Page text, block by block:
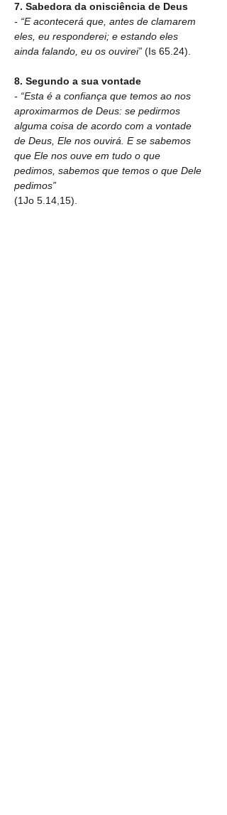
7. Sabedora da onisciência de Deus
- “E acontecerá que, antes de clamarem
eles, eu responderei; e estando eles
ainda falando, eu os ouvirei” (Is 65.24).
8. Segundo a sua vontade
- “Esta é a confiança que temos ao nos
aproximarmos de Deus: se pedirmos
alguma coisa de acordo com a vontade
de Deus, Ele nos ouvirá. E se sabemos
que Ele nos ouve em tudo o que
pedimos, sabemos que temos o que Dele
pedimos”
(1Jo 5.14,15).